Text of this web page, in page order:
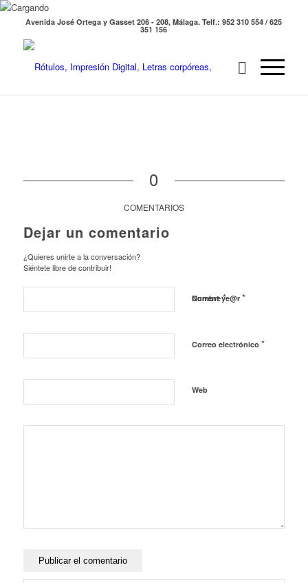
Avenida José Ortega y Gasset 206 - 208, Málaga. Telf.: 952 310 554 / 625
351 156
0
COMENTARIOS
Dejar un comentario
¿Quieres unirte a la conversación?
Siéntete libre de contribuir!
Nombre*
Correo electrónico *
Web
Current ye@r *